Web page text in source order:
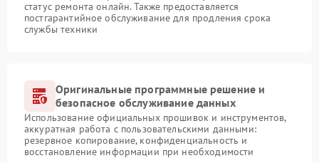
статус ремонта онлайн. Также предоставляется
постгарантийное обслуживание для продления срока
службы техники
Оригинальные программные решение и
безопасное обслуживание данных
Использование официальных прошивок и инструментов,
аккуратная работа с пользовательскими данными:
резервное копирование, конфиденциальность и
восстановление информации при необходимости